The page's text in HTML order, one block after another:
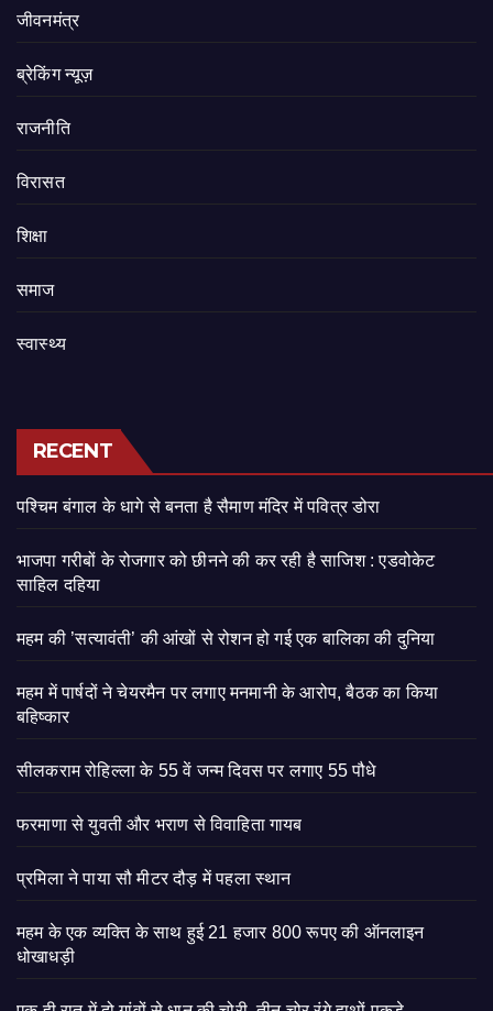
जीवनमंत्र
ब्रेकिंग न्यूज़
राजनीति
‍‍विरासत
शिक्षा
समाज
स्वास्थ्य
RECENT
पश्चिम बंगाल के धागे से बनता है सैमाण मंदिर में पवित्र डोरा
भाजपा गरीबों के रोजगार को छीनने की कर रही है साजिश : एडवोकेट
साहिल दहिया
महम की ’सत्यावंती’ की आंखों से रोशन हो गई एक बालिका की दुनिया
महम में पार्षदों ने चेयरमैन पर लगाए मनमानी के आरोप, बैठक का किया
बहिष्कार
सीलकराम रोहिल्ला के 55 वें जन्म दिवस पर लगाए 55 पौधे
फरमाणा से युवती और भराण से विवाहिता गायब
प्रमिला ने पाया सौ मीटर दौड़ में पहला स्थान
महम के एक व्यक्ति के साथ हुई 21 हजार 800 रूपए की ऑनलाइन
धोखाधड़ी